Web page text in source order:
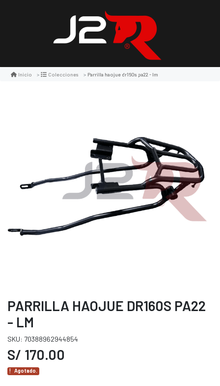
Inicio Colecciones Parrilla haojue dr160s pa22 - lm
PARRILLA HAOJUE DR160S PA22
- LM
SKU: 70388962944854
S/ 170.00
Agotado.